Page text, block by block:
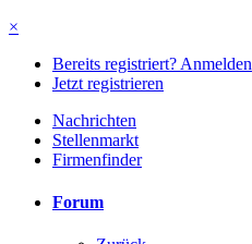
×
Bereits registriert? Anmelden
Jetzt registrieren
Nachrichten
Stellenmarkt
Firmenfinder
Forum